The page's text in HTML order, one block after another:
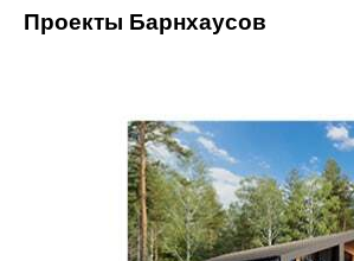
Проекты Барнхаусов